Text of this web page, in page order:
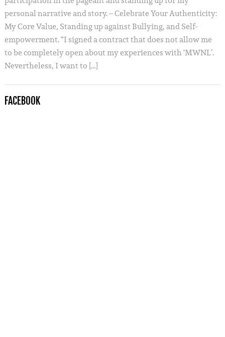
personal narrative and story. – Celebrate Your Authenticity:
My Core Value, Standing up against Bullying, and Self-
empowerment. “I signed a contract that does not allow me
to be completely open about my experiences with ‘MWNL’.
Nevertheless, I want to […]
FACEBOOK